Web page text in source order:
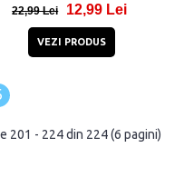
22,99 Lei 12,99 Lei
VEZI PRODUS
201 - 224 din 224 (6 pagini)